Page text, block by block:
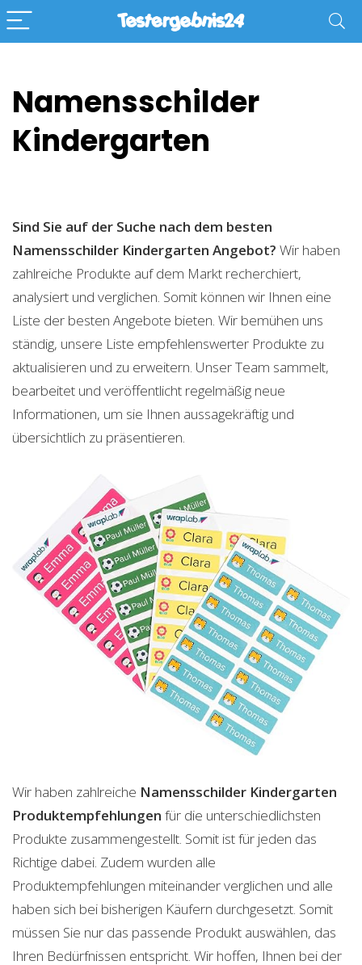
Namensschilder
Kindergarten
Sind Sie auf der Suche nach dem besten
Namensschilder Kindergarten Angebot? Wir haben
zahlreiche Produkte auf dem Markt recherchiert,
analysiert und verglichen. Somit können wir Ihnen eine
Liste der besten Angebote bieten. Wir bemühen uns
ständig, unsere Liste empfehlenswerter Produkte zu
aktualisieren und zu erweitern. Unser Team sammelt,
bearbeitet und veröffentlicht regelmäßig neue
Informationen, um sie Ihnen aussagekräftig und
übersichtlich zu präsentieren.
Wir haben zahlreiche Namensschilder Kindergarten
Produktempfehlungen für die unterschiedlichsten
Produkte zusammengestellt. Somit ist für jeden das
Richtige dabei. Zudem wurden alle
Produktempfehlungen miteinander verglichen und alle
haben sich bei bisherigen Käufern durchgesetzt. Somit
müssen Sie nur das passende Produkt auswählen, das
Ihren Bedürfnissen entspricht. Wir hoffen, Ihnen bei der